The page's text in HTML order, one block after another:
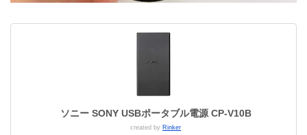
ソニー SONY USBポータブル電源 CP-V10B
created by Rinker